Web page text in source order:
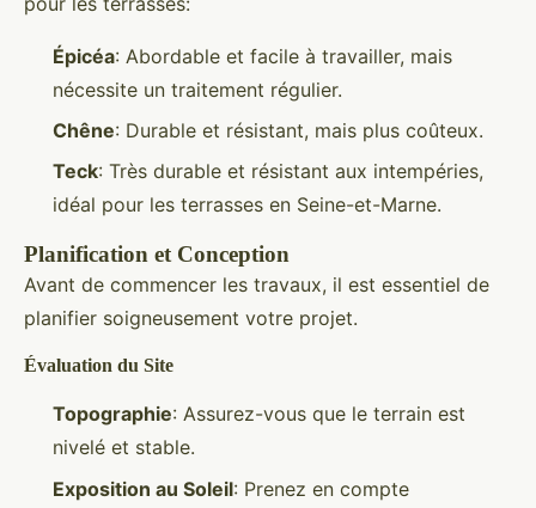
Épicéa: Abordable et facile à travailler, mais
nécessite un traitement régulier.
Chêne: Durable et résistant, mais plus coûteux.
Teck: Très durable et résistant aux intempéries,
idéal pour les terrasses en Seine-et-Marne.
Planification et Conception
Avant de commencer les travaux, il est essentiel de
planifier soigneusement votre projet.
Évaluation du Site
Topographie: Assurez-vous que le terrain est
nivelé et stable.
Exposition au Soleil: Prenez en compte